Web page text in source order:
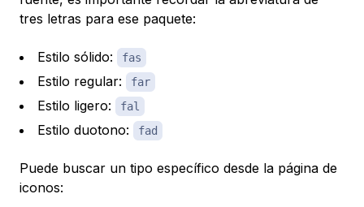
tres letras para ese paquete:
Estilo sólido: fas
Estilo regular: far
Estilo ligero: fal
Estilo duotono: fad
Puede buscar un tipo específico desde la página de
iconos: